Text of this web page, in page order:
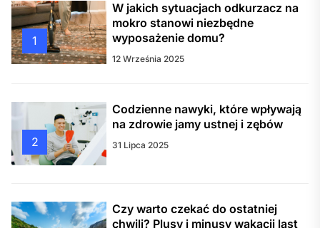
1
W jakich sytuacjach odkurzacz na
mokro stanowi niezbędne
wyposażenie domu?
12 Września 2025
2
Codzienne nawyki, które wpływają
na zdrowie jamy ustnej i zębów
31 Lipca 2025
Czy warto czekać do ostatniej
chwili? Plusy i minusy wakacji last